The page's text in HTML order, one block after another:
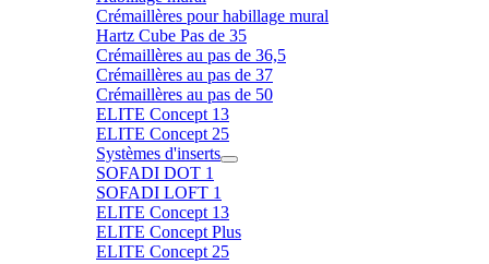
Crémaillères pour habillage mural
Hartz Cube Pas de 35
Crémaillères au pas de 36,5
Crémaillères au pas de 37
Crémaillères au pas de 50
ELITE Concept 13
ELITE Concept 25
Systèmes d'inserts
SOFADI DOT 1
SOFADI LOFT 1
ELITE Concept 13
ELITE Concept Plus
ELITE Concept 25